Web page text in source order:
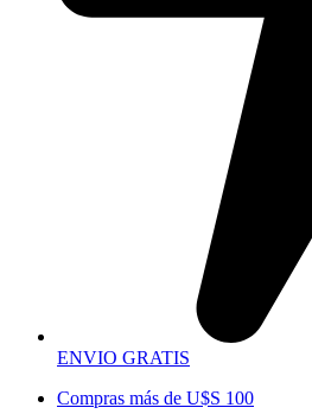
ENVIO GRATIS
Compras más de U$S 100